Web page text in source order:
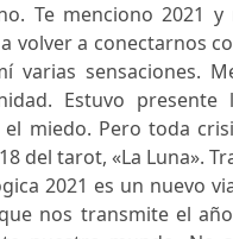
Te menciono 2021
volver a conectarnos
varias sensaciones.
Estuvo
miedo. Pero toda
del tarot, «La Luna».
2021 es un nuevo
nos transmite el